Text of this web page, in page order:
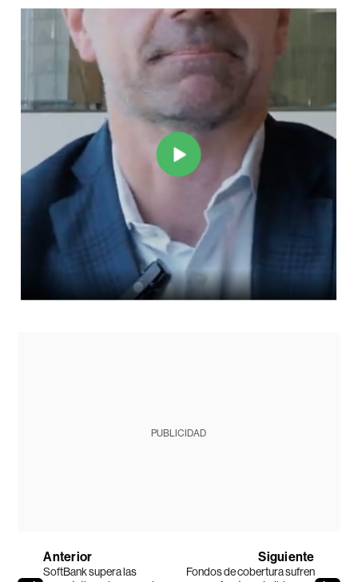
PUBLICIDAD
Anterior
SoftBank supera las
Siguiente
Fondos de cobertura sufren